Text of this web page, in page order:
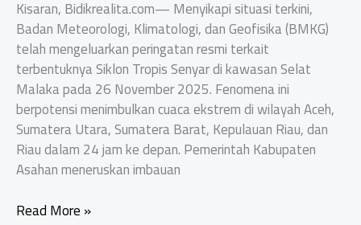
Kisaran, Bidikrealita.com— Menyikapi situasi terkini,
Badan Meteorologi, Klimatologi, dan Geofisika (BMKG)
telah mengeluarkan peringatan resmi terkait
terbentuknya Siklon Tropis Senyar di kawasan Selat
Malaka pada 26 November 2025. Fenomena ini
berpotensi menimbulkan cuaca ekstrem di wilayah Aceh,
Sumatera Utara, Sumatera Barat, Kepulauan Riau, dan
Riau dalam 24 jam ke depan. Pemerintah Kabupaten
Asahan meneruskan imbauan
PEMKAB
Read More »